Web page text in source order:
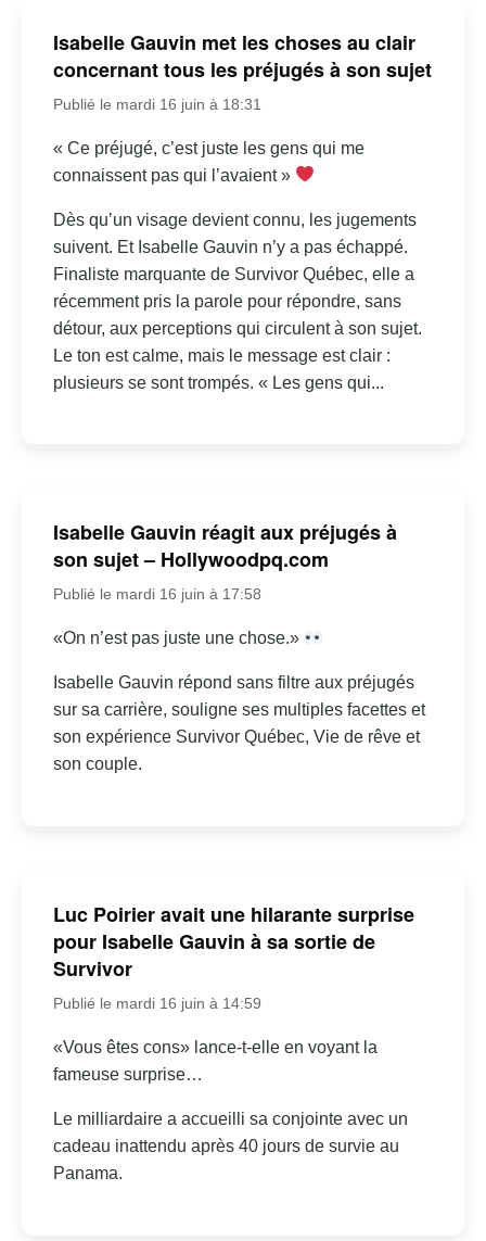
Isabelle Gauvin met les choses au clair
concernant tous les préjugés à son sujet
Publié le mardi 16 juin à 18:31
« Ce préjugé, c’est juste les gens qui me
connaissent pas qui l’avaient »
Dès qu’un visage devient connu, les jugements
suivent. Et Isabelle Gauvin n’y a pas échappé.
Finaliste marquante de Survivor Québec, elle a
récemment pris la parole pour répondre, sans
détour, aux perceptions qui circulent à son sujet.
Le ton est calme, mais le message est clair :
plusieurs se sont trompés. « Les gens qui...
Isabelle Gauvin réagit aux préjugés à
son sujet – Hollywoodpq.com
Publié le mardi 16 juin à 17:58
«On n’est pas juste une chose.»
Isabelle Gauvin répond sans filtre aux préjugés
sur sa carrière, souligne ses multiples facettes et
son expérience Survivor Québec, Vie de rêve et
son couple.
Luc Poirier avait une hilarante surprise
pour Isabelle Gauvin à sa sortie de
Survivor
Publié le mardi 16 juin à 14:59
«Vous êtes cons» lance-t-elle en voyant la
fameuse surprise…
Le milliardaire a accueilli sa conjointe avec un
cadeau inattendu après 40 jours de survie au
Panama.